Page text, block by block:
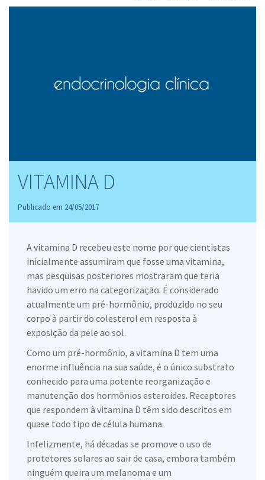
VITAMINA D
Publicado em 24/05/2017
A vitamina D recebeu este nome por que cientistas
inicialmente assumiram que fosse uma vitamina,
mas pesquisas posteriores mostraram que teria
havido um erro na categorização. É considerado
atualmente um pré-hormônio, produzido no seu
corpo à partir do colesterol em resposta à
exposição da pele ao sol.
Como um pré-hormônio, a vitamina D tem uma
enorme influência na sua saúde, é o único substrato
conhecido para uma potente reorganização e
manutenção dos hormônios esteroides. Receptores
que respondem à vitamina D têm sido descritos em
quase todo tipo de célula humana.
Infelizmente, há décadas se promove o uso de
protetores solares ao sair de casa, embora também
ninguém queira um melanoma e um